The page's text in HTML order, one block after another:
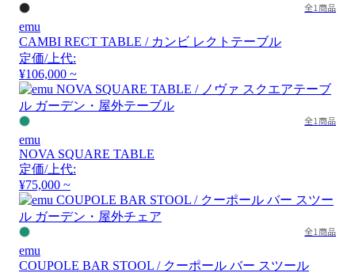
全1商品
emu
CAMBI RECT TABLE / カンビ レクトテーブル
定価/上代:
¥106,000 ~
全1商品
emu
NOVA SQUARE TABLE
定価/上代:
¥75,000 ~
全1商品
emu
COUPOLE BAR STOOL / クーポール バー スツール